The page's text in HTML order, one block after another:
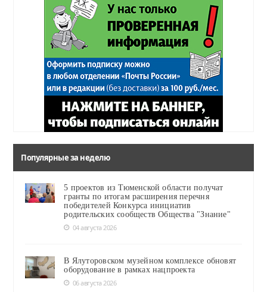
Популярные за неделю
5 проектов из Тюменской области получат
гранты по итогам расширения перечня
победителей Конкурса инициатив
родительских сообществ Общества "Знание"
04 августа 2026
В Ялуторовском музейном комплексе обновят
оборудование в рамках нацпроекта
06 августа 2026